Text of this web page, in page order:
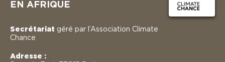
EN AFRIQUE
Secrétariat géré par l’Association Climate
Chance
Adresse :